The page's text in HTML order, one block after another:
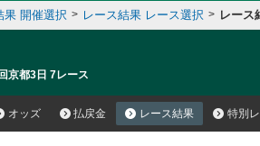
果 開催選択 > レース結果 レース選択 > レース
京都3日 7レース
オッズ 払戻金 レース結果 特別